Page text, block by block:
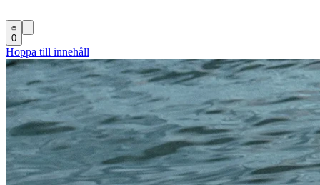
0
Hoppa till innehåll